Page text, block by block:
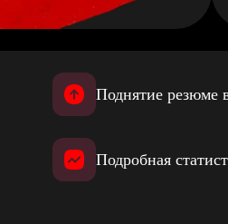
Поднятие резюме
Подробная